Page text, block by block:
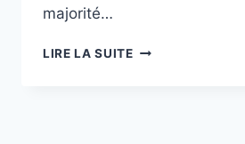
majorité…
LIRE LA SUITELES